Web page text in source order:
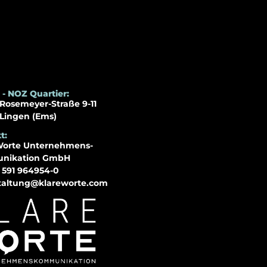
NOZ Quartier:
Straße 9-11
(Ems)
Unternehmens-
GmbH
964954-0